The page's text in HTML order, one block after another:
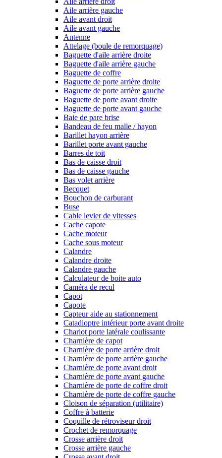
Aile arrière gauche
Aile avant droit
Aile avant gauche
Antenne
Attelage (boule de remorquage)
Baguette d'aile arrière droite
Baguette d'aile arrière gauche
Baguette de coffre
Baguette de porte arrière droite
Baguette de porte arrière gauche
Baguette de porte avant droite
Baguette de porte avant gauche
Baie de pare brise
Bandeau de feu malle / hayon
Barillet hayon arrière
Barillet porte avant gauche
Barres de toit
Bas de caisse droit
Bas de caisse gauche
Bas volet arrière
Becquet
Bouchon de carburant
Buse
Cable levier de vitesses
Cache capote
Cache moteur
Cache sous moteur
Calandre
Calandre droite
Calandre gauche
Calculateur de boite auto
Caméra de recul
Capot
Capote
Capteur aide au stationnement
Catadioptre intérieur porte avant droite
Chariot porte latérale coulissante
Charnière de capot
Charnière de porte arrière droit
Charnière de porte arrière gauche
Charnière de porte avant droit
Charnière de porte avant gauche
Charnière de porte de coffre droit
Charnière de porte de coffre gauche
Cloison de séparation (utilitaire)
Coffre à batterie
Coquille de rétroviseur droit
Crochet de remorquage
Crosse arrière droit
Crosse arrière gauche